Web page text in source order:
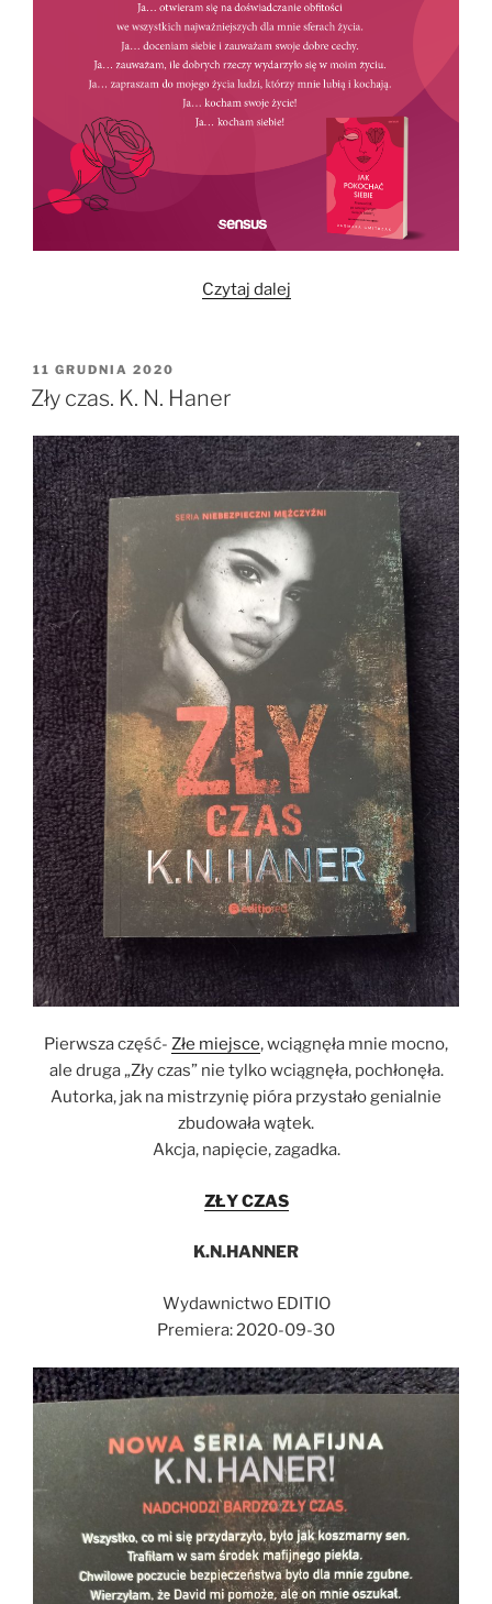
Czytaj dalej„Jak
świecie
kobiety”
OPUBLIKOWANE
W
11 GRUDNIA 2020
Zły czas. K. N. Haner
Pierwsza część- Złe miejsce, wciągnęła mnie mocno,
ale druga „Zły czas” nie tylko wciągnęła, pochłonęła.
Autorka, jak na mistrzynię pióra przystało genialnie
zbudowała wątek.
Akcja, napięcie, zagadka.
ZŁY CZAS
K.N.HANNER
Wydawnictwo EDITIO
Premiera: 2020-09-30